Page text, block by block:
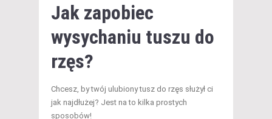
Jak zapobiec
wysychaniu tuszu do
rzęs?
Chcesz, by twój ulubiony tusz do rzęs służył ci
jak najdłużej? Jest na to kilka prostych
sposobów!